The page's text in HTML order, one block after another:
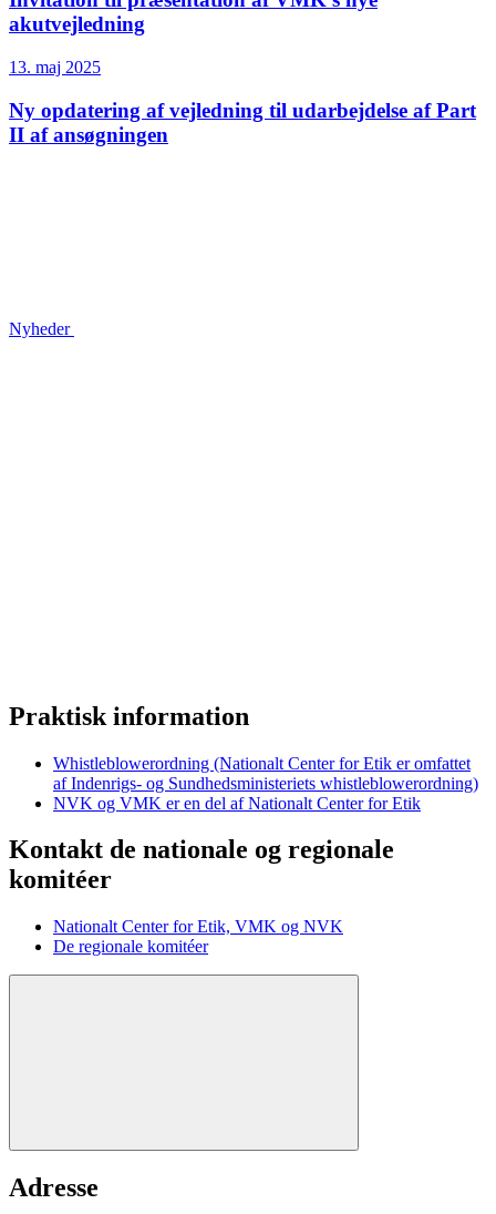
akutvejledning
13. maj 2025
Ny opdatering af vejledning til udarbejdelse af Part
II af ansøgningen
Nyheder
Praktisk information
Whistleblowerordning (Nationalt Center for Etik er omfattet
af Indenrigs- og Sundhedsministeriets whistleblowerordning)
NVK og VMK er en del af Nationalt Center for Etik
Kontakt de nationale og regionale
komitéer
Nationalt Center for Etik, VMK og NVK
De regionale komitéer
Adresse